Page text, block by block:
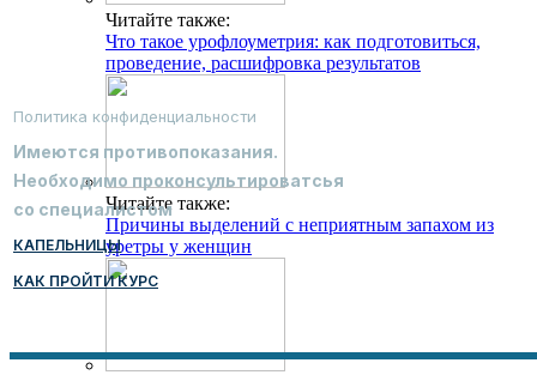
Читайте также:
Что такое урофлоуметрия: как подготовиться,
проведение, расшифровка результатов
Читайте также:
Причины выделений с неприятным запахом из
уретры у женщин
Политика конфиденциальности
Имеются противопоказания.
Необходимо проконсультироватсья
со специалистом
КАПЕЛЬНИЦЫ
КАК ПРОЙТИ КУРС